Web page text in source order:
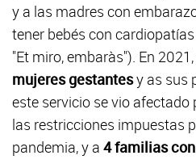
y a las madres con
tener bebés con
"Et miro, embaràs"). En
mujeres gestantesy as sus
este servicio se vio afectado
las restricciones impuestas
pandemia, y a 4 familias